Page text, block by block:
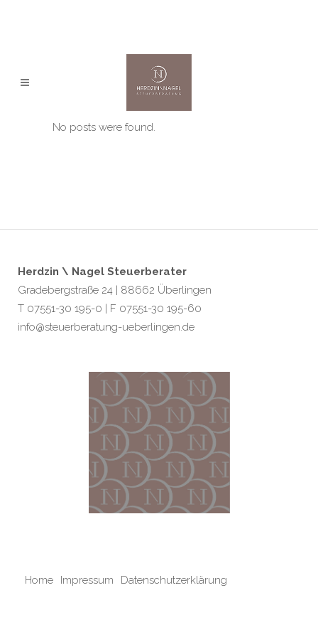
No posts were found.
Herdzin \ Nagel Steuerberater
Gradebergstraße 24 | 88662 Überlingen
T 07551-30 195-0 | F 07551-30 195-60
info@steuerberatung-ueberlingen.de
Home Impressum Datenschutzerklärung